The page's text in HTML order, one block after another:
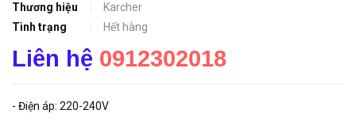
Thương hiệu
Karcher
Tình trạng
Hết hàng
Liên hệ 0912302018
- Điện áp: 220-240V